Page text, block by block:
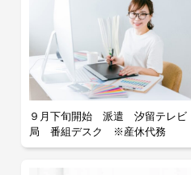
９月下旬開始 派遣 汐留テレビ
局 番組デスク ※産休代務